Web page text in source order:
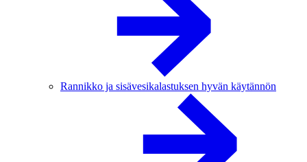
Rannikko ja sisävesikalastuksen hyvän käytännön